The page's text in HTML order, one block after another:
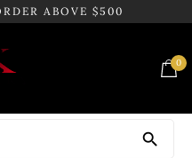
ABOVE $500
0
